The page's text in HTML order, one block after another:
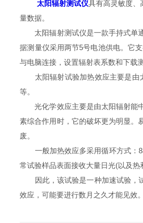
太阳辐射测试仪具有高灵敏度、
量数据。
太阳辐射测试仪是一款手持式单通
据测量仪采用两节5号电池供电。它
与电脑连接，设置辐射表系数和下载
太阳辐射试验加热效应主要是由太
等。
光化学效应主要是由太阳辐射能中
素综合作用时，它的破坏更为明显。
废。
一般加热效应多采用循环方式：8
常试验样品表面接收大量日光(以及热
因此，该试验是一种加速试验，试
效应，可能要进行数月之久才能见效